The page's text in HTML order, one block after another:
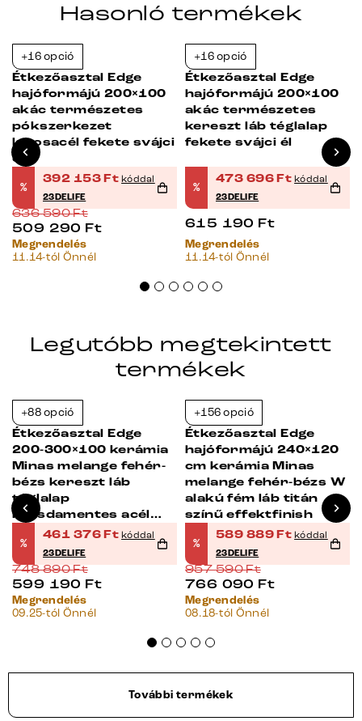
Hasonló termékek
+16 opció
Étkezőasztal Edge
hajóformájú 200×100
akác természetes
pókszerkezet
laposacél fekete svájci
él
%
392 153Ft kóddal
23DELIFE
636 590Ft
509 290 Ft
Megrendelés
11.14-tól Önnél
+16 opció
Étkezőasztal Edge
hajóformájú 200×100
akác természetes
kereszt láb téglalap
fekete svájci él
%
473 696Ft kóddal
23DELIFE
615 190 Ft
Megrendelés
11.14-tól Önnél
Legutóbb megtekintett
termékek
+88 opció
Étkezőasztal Edge
200-300×100 kerámia
Minas melange fehér-
bézs kereszt láb
téglalap
rozsdamentes acél
kihúzható
%
461 376Ft kóddal
23DELIFE
748 890Ft
599 190 Ft
Megrendelés
09.25-tól Önnél
+156 opció
Étkezőasztal Edge
hajóformájú 240×120
cm kerámia Minas
melange fehér-bézs W
alakú fém láb titán
színű effektfinish
%
589 889Ft kóddal
23DELIFE
957 590Ft
766 090 Ft
Megrendelés
08.18-tól Önnél
További termékek